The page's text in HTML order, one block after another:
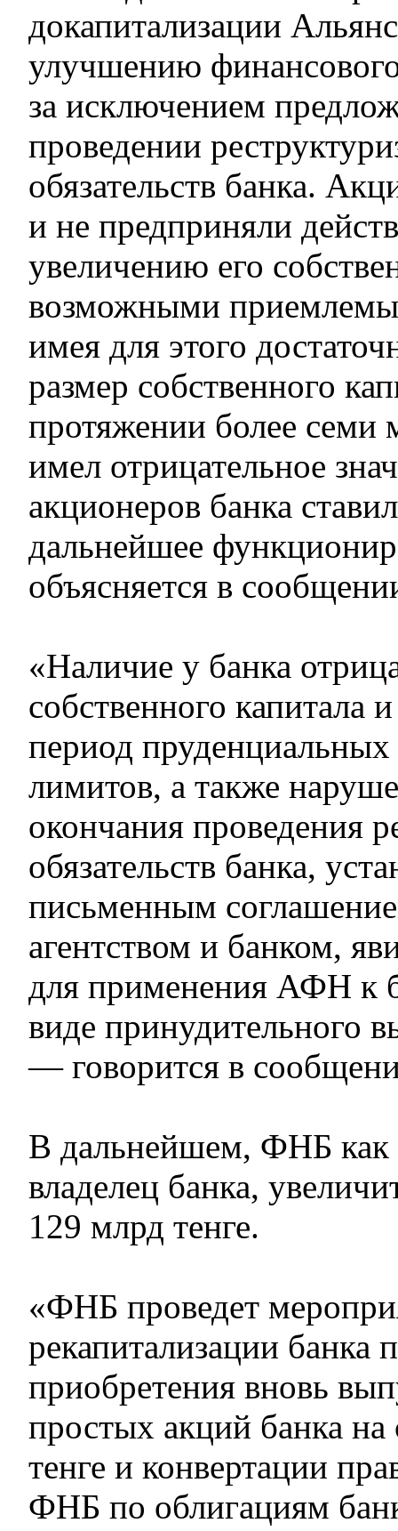
докапитализации
улучшению
за исключением
проведении
обязательств банка.
и не предприняли
увеличению его
возможными
имея для этого
размер собственного
протяжении более семи
имел отрицательное
акционеров банка
дальнейшее
объясняется в
«Наличие у банка
собственного капитала
период
лимитов, а также
окончания проведения
обязательств банка,
письменным
агентством и банком,
для применения АФН к
виде принудительного
— говорится в
В дальнейшем, ФНБ как
владелец банка,
129 млрд тенге.
«ФНБ проведет
рекапитализации банка
приобретения вновь
простых акций банка
тенге и конвертации
ФНБ по облигациям